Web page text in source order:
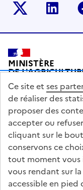
Le
Pied de page
MINISTÈRE
DE
DE L'AGRO-
ET DE LA
ALIMENTAIRE
legifrance.gouv.fr
service-public.gouv.fr
Ce site et ses
de réaliser des
proposer des
accepter ou
cliquant sur le
conservons ce
tout moment vous
vous rendant sur
accessible en pied